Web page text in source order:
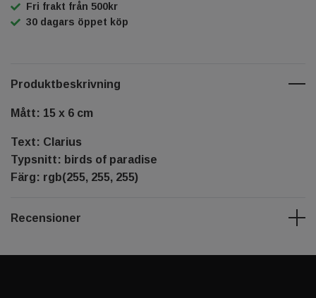
Fri frakt från 500kr
30 dagars öppet köp
Produktbeskrivning
Mått: 15 x 6 cm
Text: Clarius
Typsnitt: birds of paradise
Färg: rgb(255, 255, 255)
Recensioner